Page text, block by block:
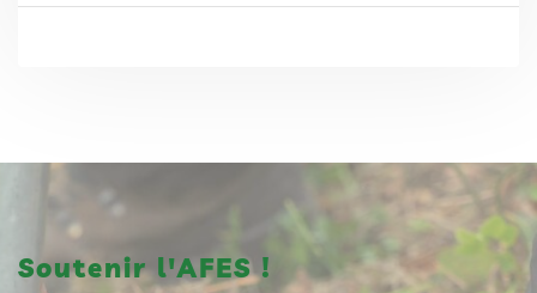
Soutenir l'AFES !